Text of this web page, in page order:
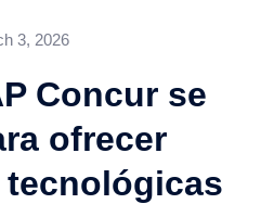
3, 2026
Concur se
ofrecer